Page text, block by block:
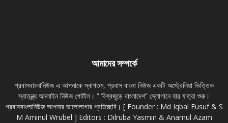
আমাদের সম্পর্কে
প্রবাসবাংলানিউজ এ আপনাকে স্বাগতম, প্রবাস বাংলা নিউজ একটি অস্ট্রেলিয়া ভিত্তিক
স্বাতন্ত্র্য অনলাইন নিউজ পোর্টাল। ” বিশ্বজুড়ে বাংলাদেশ” স্লোগানে যার যাত্রা শুরু।
প্রবাসবাংলানিউজ আপনার ভালোলাগার প্রতিচ্ছবি। [ Founder : Md Iqbal Eusuf & S
M Aminul Wrubel ] Editors : Dilruba Yasmin & Anamul Azam